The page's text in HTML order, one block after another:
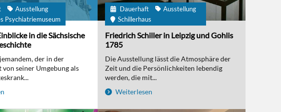
Ausstellung
Psychiatriemuseum
in die Sächsische
der in der
von seiner Umgebung als
Dauerhaft
Ausstellung
Schillerhaus
Friedrich Schiller in Leipzig und Gohlis
1785
Die Ausstellung lässt die Atmosphäre der
Zeit und die Persönlichkeiten lebendig
werden, die mit...
Weiterlesen